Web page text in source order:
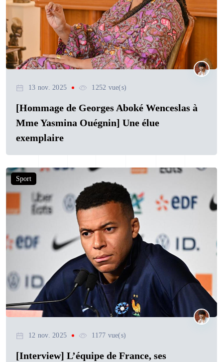
13 nov. 2025 1252 vue(s)
[Hommage de Georges Aboké Wenceslas à
Mme Yasmina Ouégnin] Une élue
exemplaire
Sport
12 nov. 2025 1177 vue(s)
[Interview] L’équipe de France, ses